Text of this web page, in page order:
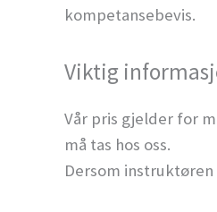
kompetansebevis.
Viktig
Vår pris gjelder for
må tas hos oss.
Dersom